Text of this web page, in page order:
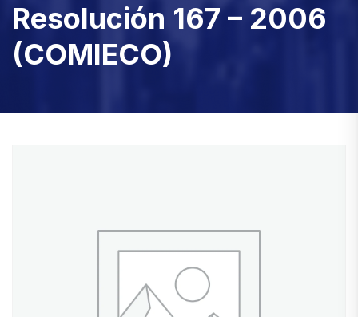
Resolución 167 – 2006
(COMIECO)